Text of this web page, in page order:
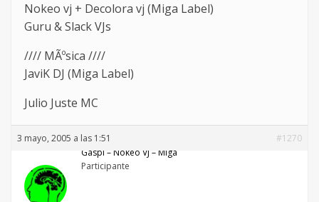
Nokeo vj + Decolora vj (Miga Label)
Guru & Slack VJs
//// MÃºsica ////
JaviK DJ (Miga Label)
Julio Juste MC
3 mayo, 2005 a las 1:51
#1270
Gaspi – Nökeö VJ – Miga
Participante